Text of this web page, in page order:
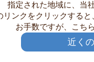
指定された地域に、当
リンクをクリックすると
お手数ですが、こち
近く